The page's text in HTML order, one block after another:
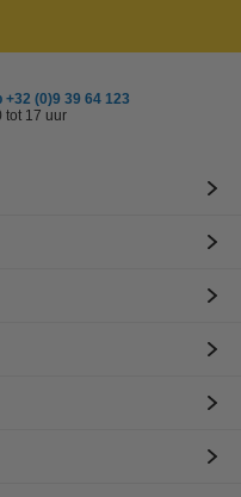
(0)9 39 64 123
tot 17 uur